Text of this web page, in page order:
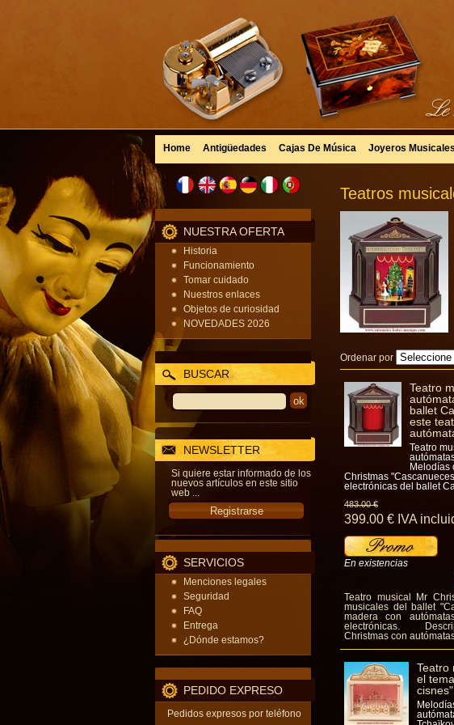
Home Antigüedades Cajas De Música Joyeros Musicales
NUESTRA OFERTA
Historia
Funcionamiento
Tomar cuidado
Nuestros enlaces
Objetos de curiosidad
NOVEDADES 2026
BUSCAR
NEWSLETTER
Si quiere estar informado de los
nuevos artículos en este sitio
web ...
SERVICIOS
Menciones legales
Seguridad
FAQ
Entrega
¿Dónde estamos?
PEDIDO EXPRESO
Pedidos expresos por teléfono
Teatros
Ordenar por
Teatro
ballet
este
Teatro
Melodías
Christmas
electrónicas del ballet
483.00 €
399.00 € IVA
En existencias
Teatro musical Mr
musicales del ballet
madera con
electrónicas.
Christmas con
Teatro
el
cisnes".